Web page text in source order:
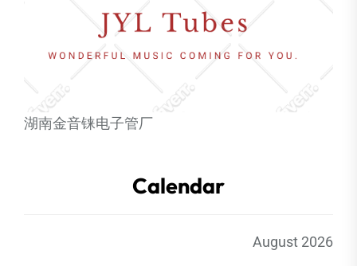
湖南金音铼电子管厂
Calendar
August 2026